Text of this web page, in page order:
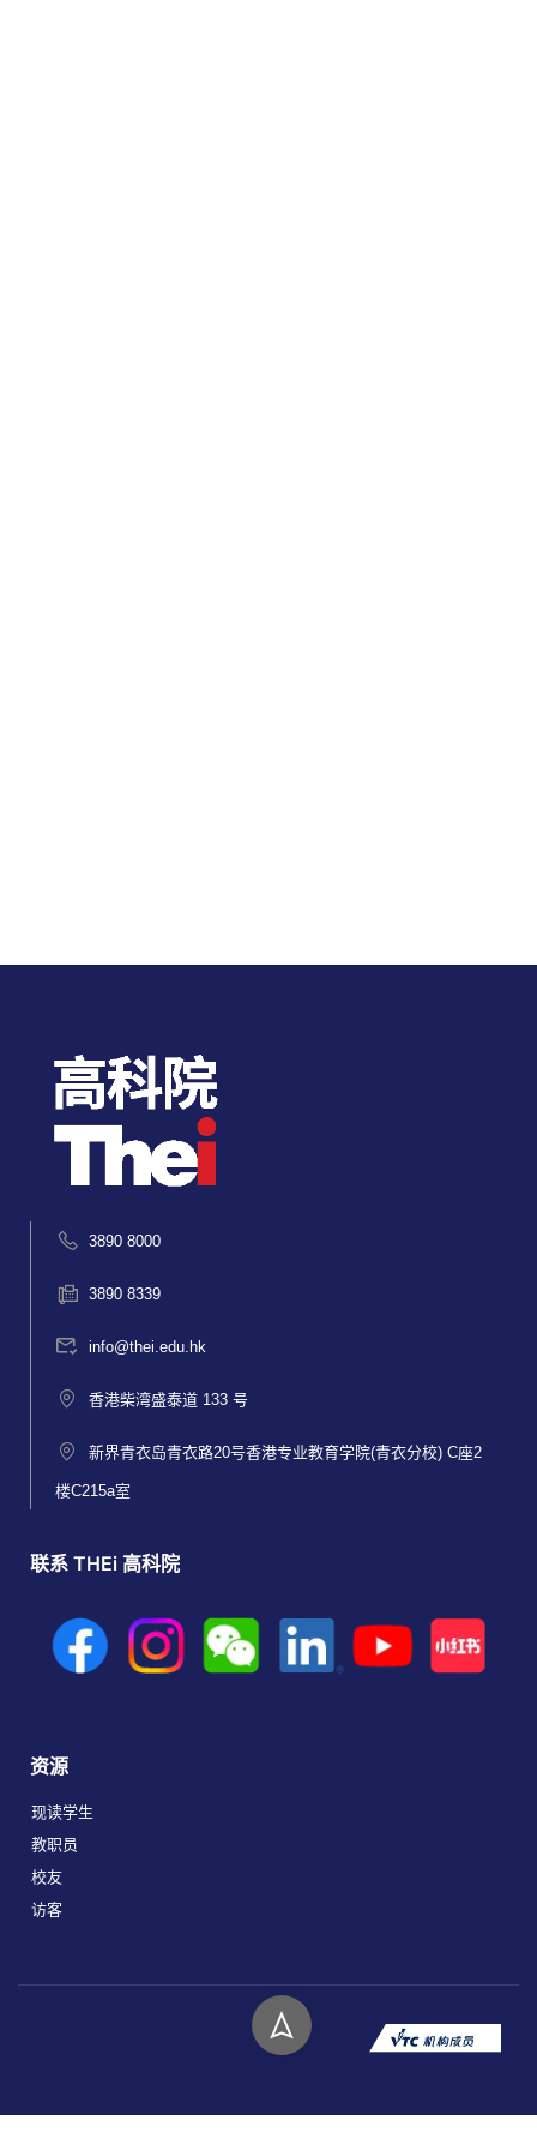
3890 8000
3890 8339
info@thei.edu.hk
香港柴湾盛泰道 133 号
新界青衣岛青衣路20号香港专业教育学院(青衣分校) C座2
楼C215a室
联系 THEi 高科院
资源
现读学生
教职员
校友
访客